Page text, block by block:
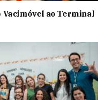
Vacimóvel ao Terminal